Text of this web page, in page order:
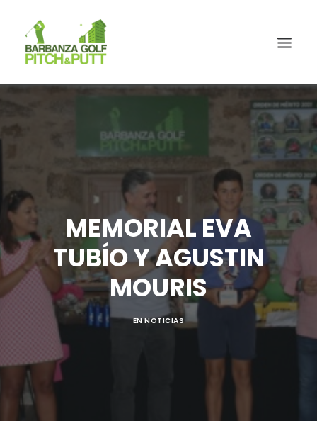
MEMORIAL EVA
TUBÍO Y AGUSTIN
MOURIS
ENNOTICIAS